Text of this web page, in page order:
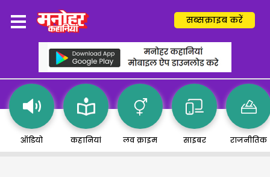
सब्सक्राइब करें
ऑडियो कहानियां लव क्राइम साइबर राजनीतिक